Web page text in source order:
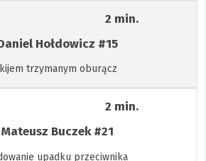
2 min.
Hołdowicz #15
trzymanym oburącz
2 min.
Mateusz Buczek#21
upadku przeciwnika